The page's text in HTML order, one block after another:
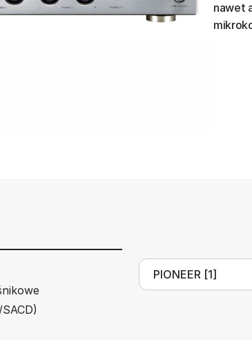
nawet